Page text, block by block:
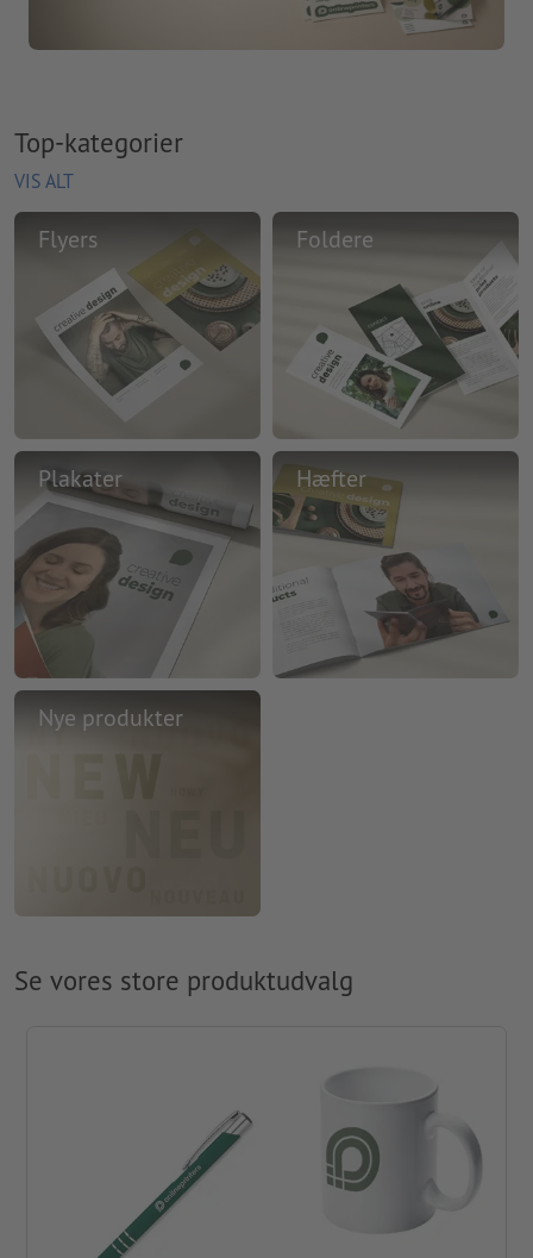
Top-kategorier
VIS ALT
Flyers Foldere
Plakater Hæfter
Nye produkter
Se vores store produktudvalg